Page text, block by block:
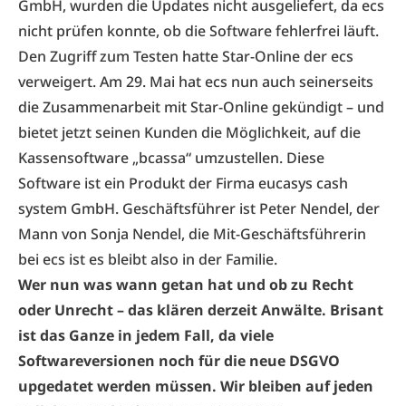
GmbH, wurden die Updates nicht ausgeliefert, da ecs
nicht prüfen konnte, ob die Software fehlerfrei läuft.
Den Zugriff zum Testen hatte Star-Online der ecs
verweigert. Am 29. Mai hat ecs nun auch seinerseits
die Zusammenarbeit mit Star-Online gekündigt – und
bietet jetzt seinen Kunden die Möglichkeit, auf die
Kassensoftware „bcassa“ umzustellen. Diese
Software ist ein Produkt der Firma eucasys cash
system GmbH. Geschäftsführer ist Peter Nendel, der
Mann von Sonja Nendel, die Mit-Geschäftsführerin
bei ecs ist es bleibt also in der Familie.
Wer nun was wann getan hat und ob zu Recht
oder Unrecht – das klären derzeit Anwälte. Brisant
ist das Ganze in jedem Fall, da viele
Softwareversionen noch für die neue DSGVO
upgedatet werden müssen. Wir bleiben auf jeden